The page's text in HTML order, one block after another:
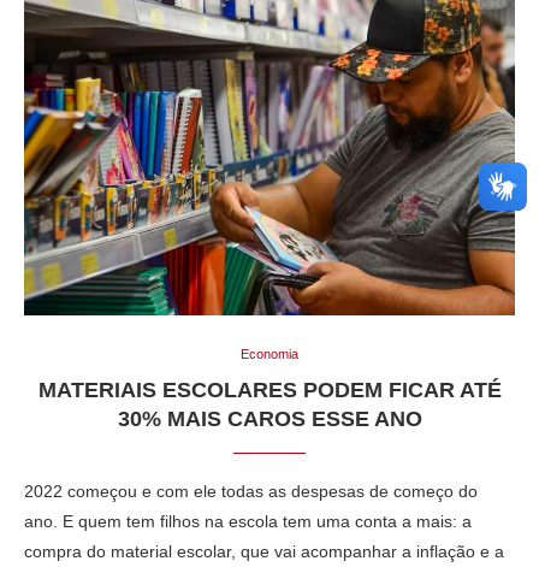
Economia
MATERIAIS ESCOLARES PODEM FICAR ATÉ
30% MAIS CAROS ESSE ANO
2022 começou e com ele todas as despesas de começo do
ano. E quem tem filhos na escola tem uma conta a mais: a
compra do material escolar, que vai acompanhar a inflação e a